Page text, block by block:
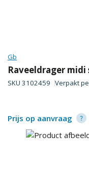
Gb
Raveeldrager midi
SKU 3102459 Verpakt
Prijs op aanvraag